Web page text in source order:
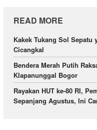
READ MORE
Kakek Tukang Sol Sepatu
Cicangkal
Bendera Merah Putih
Klapanunggal Bogor
Rayakan HUT ke-80 RI,
Sepanjang Agustus, Ini